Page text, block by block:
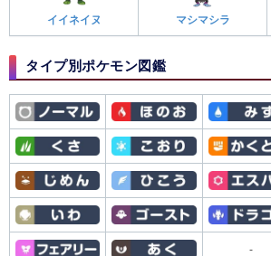
イイネイヌ マシマシラ
タイプ別ポケモン図鑑
-